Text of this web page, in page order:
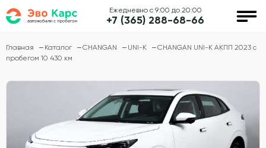
Ежедневно с 9:00 до 20:00
+7 (365) 288-68-66
Главная Каталог CHANGAN UNI-K
CHANGAN UNI-K АКПП 2023 с
пробегом 10 430 км